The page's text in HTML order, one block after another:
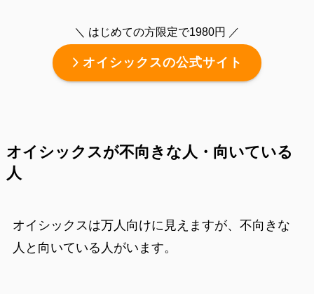
＼ はじめての方限定で1980円 ／
オイシックスの公式サイト
オイシックスが不向きな人・向いている
人
オイシックスは万人向けに見えますが、不向きな
人と向いている人がいます。